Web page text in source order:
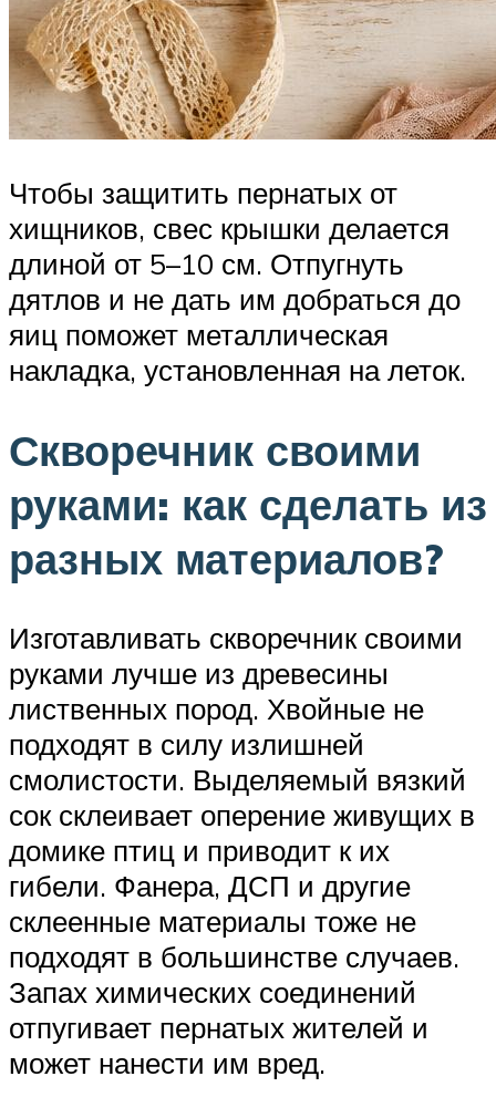
Чтобы защитить пернатых от
хищников, свес крышки делается
длиной от 5–10 см. Отпугнуть
дятлов и не дать им добраться до
яиц поможет металлическая
накладка, установленная на леток.
Скворечник своими
руками: как сделать из
разных материалов?
Изготавливать скворечник своими
руками лучше из древесины
лиственных пород. Хвойные не
подходят в силу излишней
смолистости. Выделяемый вязкий
сок склеивает оперение живущих в
домике птиц и приводит к их
гибели. Фанера, ДСП и другие
склеенные материалы тоже не
подходят в большинстве случаев.
Запах химических соединений
отпугивает пернатых жителей и
может нанести им вред.